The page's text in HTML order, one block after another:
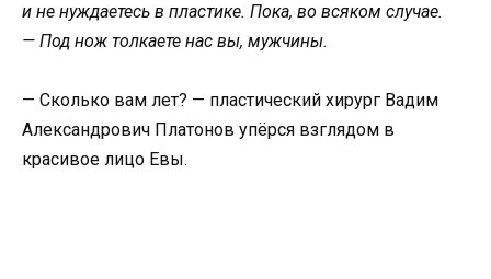
и не нуждаетесь в пластике. Пока, во всяком случае.
— Под нож толкаете нас вы, мужчины.
— Сколько вам лет? — пластический хирург Вадим
Александрович Платонов упёрся взглядом в
красивое лицо Евы.